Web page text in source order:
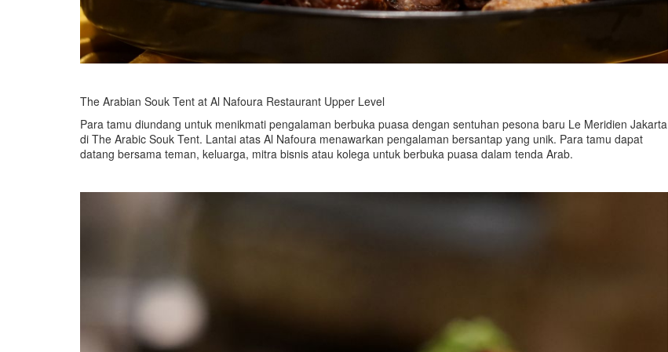
The Arabian Souk Tent at Al Nafoura Restaurant Upper Level
Para tamu diundang untuk menikmati pengalaman berbuka puasa dengan sentuhan pesona baru Le Meridien Jakarta
di The Arabic Souk Tent. Lantai atas Al Nafoura menawarkan pengalaman bersantap yang unik. Para tamu dapat
datang bersama teman, keluarga, mitra bisnis atau kolega untuk berbuka puasa dalam tenda Arab.